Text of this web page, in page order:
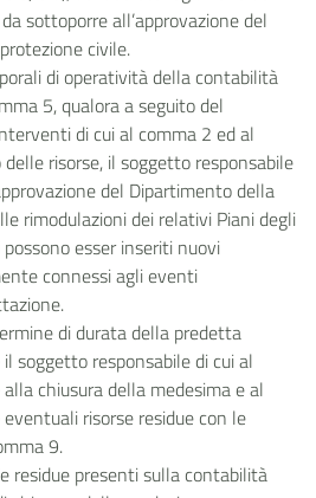
sottoporre all’approvazione del
civile.
di operatività della contabilità
5, qualora a seguito del
di cui al comma 2 ed al
risorse, il soggetto responsabile
del Dipartimento della
rimodulazioni dei relativi Piani degli
esser inseriti nuovi
connessi agli eventi
di durata della predetta
soggetto responsabile di cui al
chiusura della medesima e al
risorse residue con le
9.
residue presenti sulla contabilità